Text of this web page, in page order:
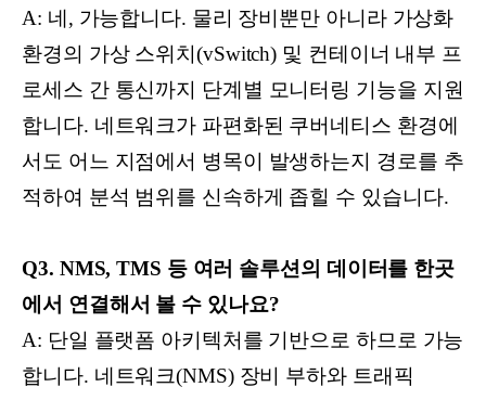
A: 네, 가능합니다. 물리 장비뿐만 아니라 가상화
환경의 가상 스위치(vSwitch) 및 컨테이너 내부 프
로세스 간 통신까지 단계별 모니터링 기능을 지원
합니다. 네트워크가 파편화된 쿠버네티스 환경에
서도 어느 지점에서 병목이 발생하는지 경로를 추
적하여 분석 범위를 신속하게 좁힐 수 있습니다.
Q3. NMS, TMS 등 여러 솔루션의 데이터를 한곳
에서 연결해서 볼 수 있나요?
A: 단일 플랫폼 아키텍처를 기반으로 하므로 가능
합니다. 네트워크(NMS) 장비 부하와 트래픽